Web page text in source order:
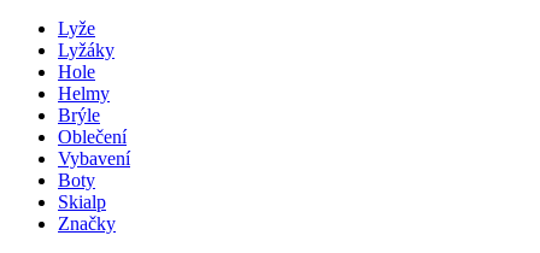
Lyže
Lyžáky
Hole
Helmy
Brýle
Oblečení
Vybavení
Boty
Skialp
Značky